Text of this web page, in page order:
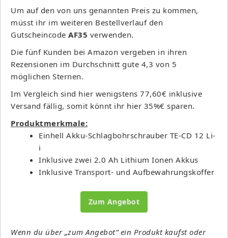
Um auf den von uns genannten Preis zu kommen,
müsst ihr im weiteren Bestellverlauf den
Gutscheincode AF35 verwenden.
Die fünf Kunden bei Amazon vergeben in ihren
Rezensionen im Durchschnitt gute 4,3 von 5
möglichen Sternen.
Im Vergleich sind hier wenigstens 77,60€ inklusive
Versand fällig, somit könnt ihr hier 35%€ sparen.
Produktmerkmale:
Einhell Akku-Schlagbohrschrauber TE-CD 12 Li-
i
Inklusive zwei 2.0 Ah Lithium Ionen Akkus
Inklusive Transport- und Aufbewahrungskoffer
Zum Angebot
Wenn du über „zum Angebot“ ein Produkt kaufst oder